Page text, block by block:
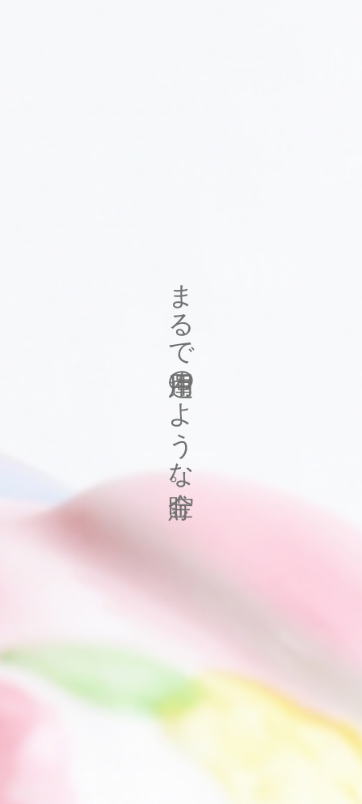
まるで運用のような貯金。